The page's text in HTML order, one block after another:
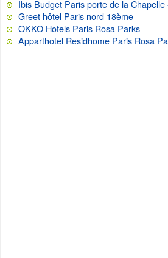
Ibis Budget Paris porte de la
Greet hôtel Paris nord 18ème
OKKO Hotels Paris Rosa Parks
Apparthotel Residhome Paris Rosa